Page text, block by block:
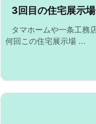
3回目の住宅展示場
タマホームや一条工務
何回この住宅展示場 ...